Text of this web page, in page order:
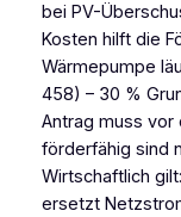
bei PV-
Kosten hilft die
Wärmepumpe
458) – 30 %
Antrag muss
förderfähig sind
Wirtschaftlich
ersetzt